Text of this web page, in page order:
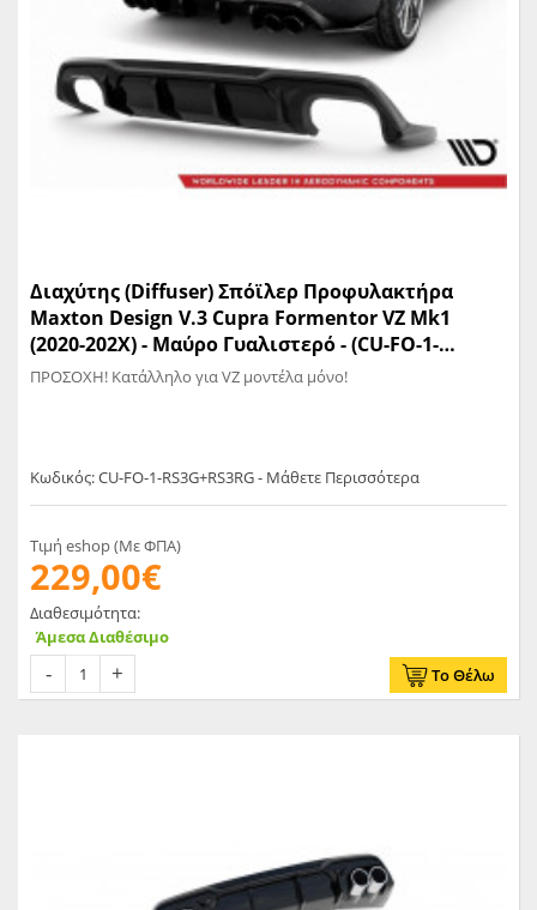
Διαχύτης (Diffuser) Σπόϊλερ Προφυλακτήρα
Maxton Design V.3 Cupra Formentor VZ Mk1
(2020-202X) - Mαύρο Γυαλιστερό - (CU-FO-1-
RS3G+RS3RG)ΠΡΟΣΟΧΗ! Κατάλληλο για VZ μοντέλα μόνο!
Κωδικός: CU-FO-1-RS3G+RS3RG - Μάθετε Περισσότερα
Τιμή eshop (Με ΦΠΑ)
229,00€
Διαθεσιμότητα:
Άμεσα Διαθέσιμο
Το Θέλω